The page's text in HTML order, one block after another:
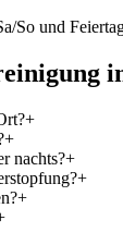
So und
+
+
nachts?+
+
+